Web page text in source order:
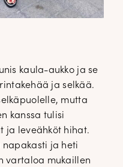
kaula-aukko ja se
ja selkää.
mutta
kanssa tulisi
ja leveähköt hihat.
napakasti ja heti
vartaloa mukaillen